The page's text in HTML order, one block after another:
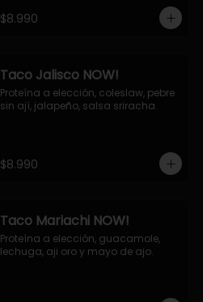
$8.990
Taco Jalisco NOW!
Proteína a elección, coleslaw, pebre
sin ají, jalapeño, salsa sriracha.
$8.990
Taco Mariachi NOW!
Proteína a elección, guacamole,
lechuga, aji oro y mayo de ajo.